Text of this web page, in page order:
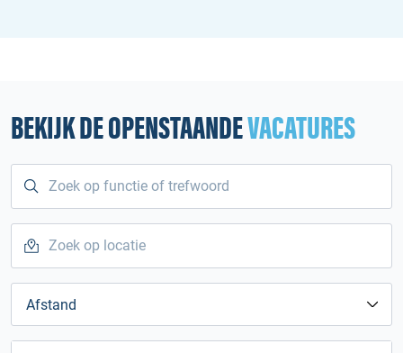
BEKIJK DE OPENSTAANDEVACATURES
Afstand